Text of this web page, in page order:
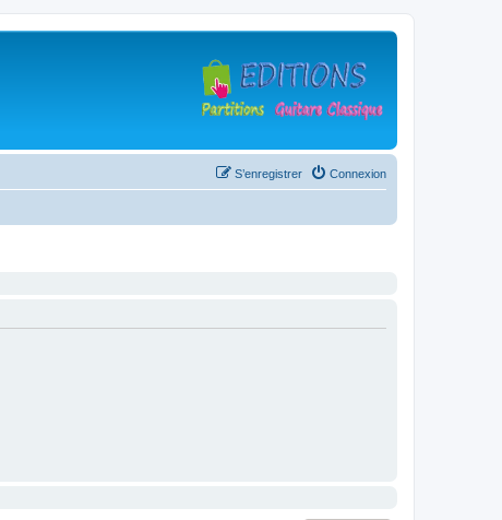
Connexion
S’enregistrer